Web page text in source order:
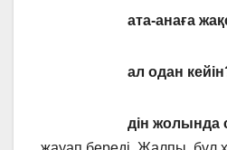
ата-анаға
ал одан
дін жолында